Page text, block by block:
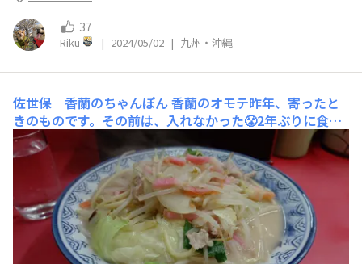
37
Riku | 2024/05/02 | 九州・沖縄
佐世保 香蘭のちゃんぽん香蘭のオモテ昨年、寄ったと
きのものです。その前は、入れなかった😤2年ぶりに食べ
られた!おいしかったです😁